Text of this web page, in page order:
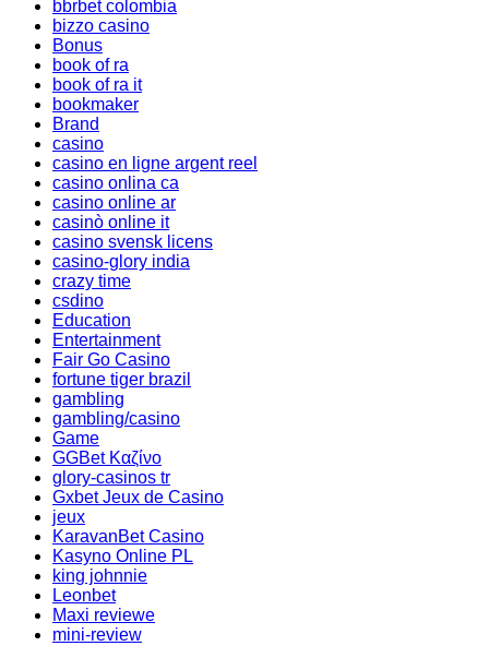
bbrbet colombia
bizzo casino
Bonus
book of ra
book of ra it
bookmaker
Brand
casino
casino en ligne argent reel
casino onlina ca
casino online ar
casinò online it
casino svensk licens
casino-glory india
crazy time
csdino
Education
Entertainment
Fair Go Casino
fortune tiger brazil
gambling
gambling/casino
Game
GGBet Καζίνο
glory-casinos tr
Gxbet Jeux de Casino
jeux
KaravanBet Casino
Kasyno Online PL
king johnnie
Leonbet
Maxi reviewe
mini-review